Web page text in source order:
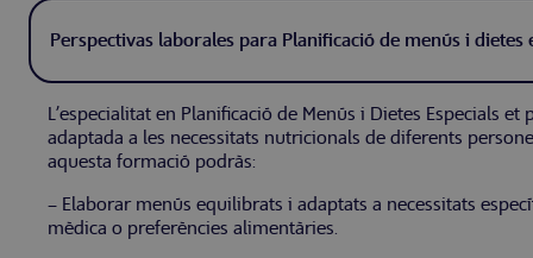
Perspectivas laborales para Planificació de menús i dietes
L’especialitat en Planificació de Menús i Dietes Especials
adaptada a les necessitats nutricionals de diferents
aquesta formació podràs:
– Elaborar menús equilibrats i adaptats a necessitats
mèdica o preferències alimentàries.